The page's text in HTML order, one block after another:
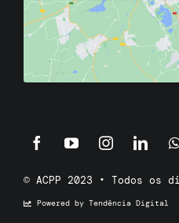
© ACPP 2023 • Todos os
Powered by Tendência Digital